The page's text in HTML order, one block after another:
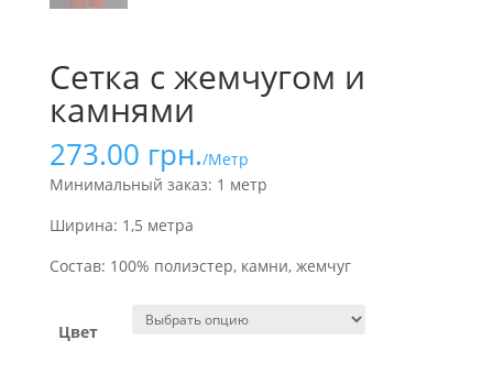
Сетка с жемчугом и
камнями
273.00 грн./Метр
Минимальный заказ: 1 метр
Ширина: 1,5 метра
Состав: 100% полиэстер, камни, жемчуг
Цвет